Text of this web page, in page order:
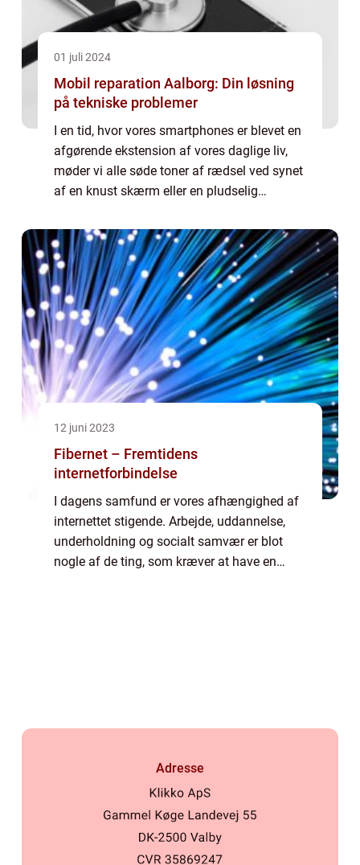
01 juli 2024
Mobil reparation Aalborg: Din løsning
på tekniske problemer
I en tid, hvor vores smartphones er blevet en
afgørende ekstension af vores daglige liv,
møder vi alle søde toner af rædsel ved synet
af en knust skærm eller en pludselig
apparater. Fra den professionelle i
erhvervsl...
12 juni 2023
Fibernet – Fremtidens
internetforbindelse
I dagens samfund er vores afhængighed af
internettet stigende. Arbejde, uddannelse,
underholdning og socialt samvær er blot
nogle af de ting, som kræver at have en
Adresse